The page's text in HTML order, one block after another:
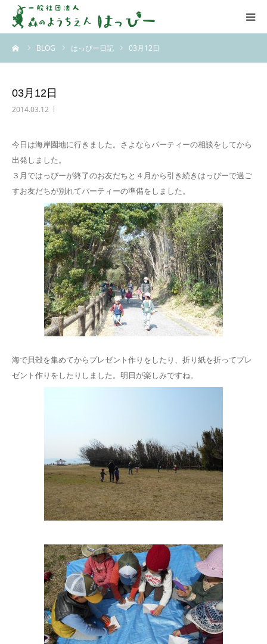
BLOG はっぴー日記 03月12日
03月12日
2014.03.12
今日は海岸園地に行きました。さよならパーティーの相談をしてから
出発しました。
３月ではっぴーが終了のお友だちと４月から引き続きはっぴーで過ご
すお友だちが別れてパーティーの準備をしました。
海で貝殻を集めてからプレゼント作りをしたり、折り紙を折ってプレ
ゼント作りをしたりしました。明日が楽しみですね。
はっぴーについて
アクセス